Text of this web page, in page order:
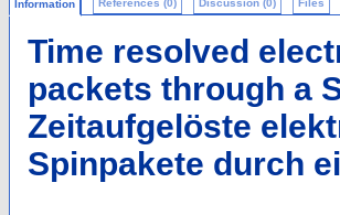
Information References (0) Discussion (0) Files
Time resolved
packets through a
Zeitaufgelöste
Spinpakete durch